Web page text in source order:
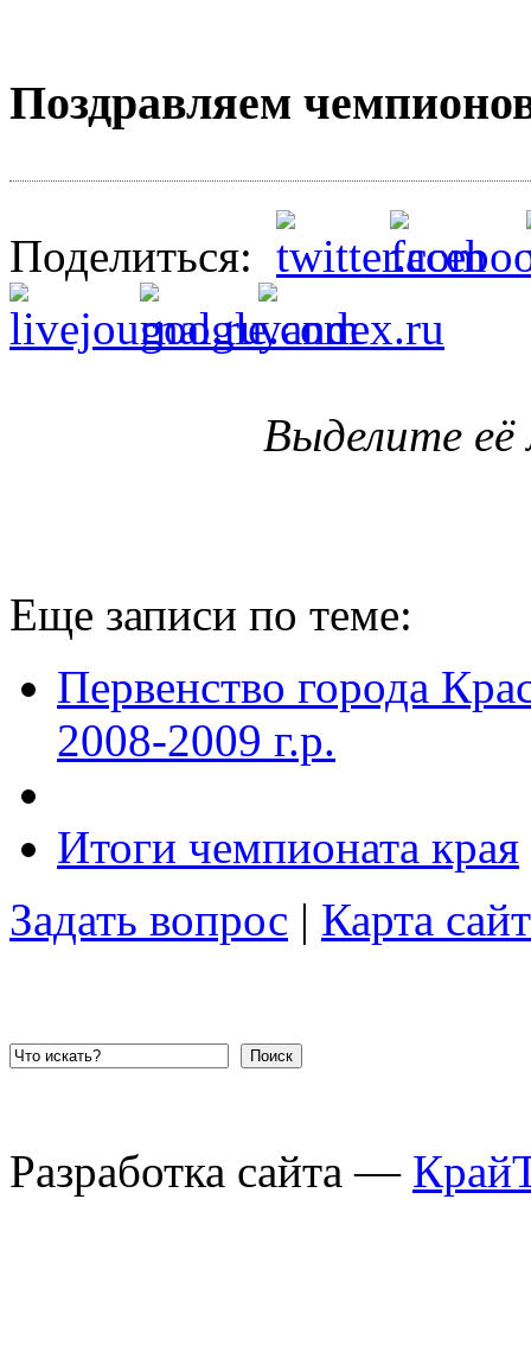
Поздравляем
Поделиться:
Выделите
Еще записи по теме:
Первенство города
2008-2009 г.р.
Итоги чемпионата края
Задать вопрос | Карта
Поиск
Разработка сайта —